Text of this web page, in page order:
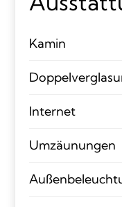
Kamin
Internet
Umzäunungen